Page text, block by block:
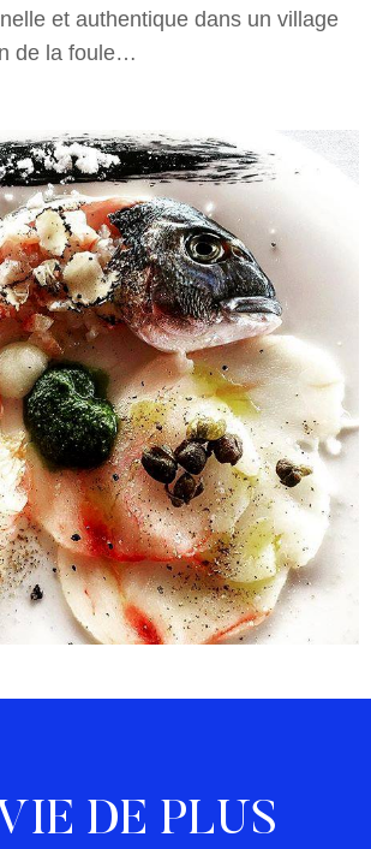
et authentique dans un village
de la foule…
DE PLUS